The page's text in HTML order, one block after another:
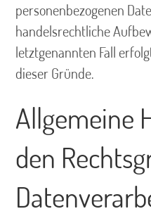
personenbezogenen
handelsrechtliche
letztgenannten Fall
dieser Gründe.
Allgemeine
den